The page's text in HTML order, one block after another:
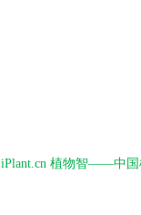
iPlant.cn 植物智——中国